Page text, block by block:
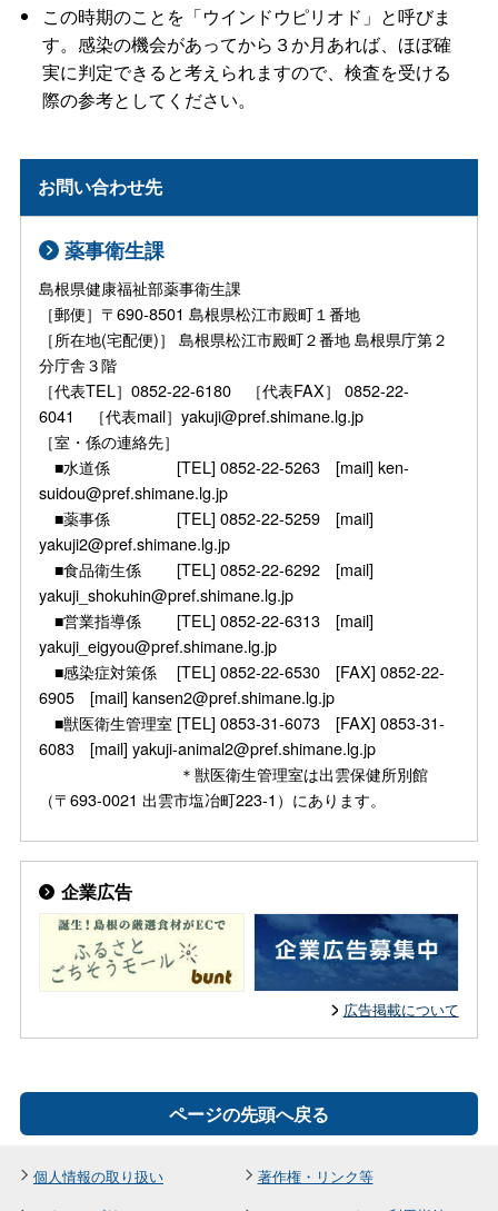
この時期のことを「ウインドウピリオド」と呼びま
す。感染の機会があってから３か月あれば、ほぼ確
実に判定できると考えられますので、検査を受ける
際の参考としてください。
お問い合わせ先
薬事衛生課
島根県健康福祉部薬事衛生課
［郵便］〒690-8501 島根県松江市殿町１番地
［所在地(宅配便)］ 島根県松江市殿町２番地 島根県庁第２
分庁舎３階
［代表TEL］0852-22-6180 ［代表FAX］ 0852-22-
6041 ［代表mail］yakuji@pref.shimane.lg.jp
［室・係の連絡先］
■水道係 [TEL] 0852-22-5263 [mail] ken-
suidou@pref.shimane.lg.jp
■薬事係 [TEL] 0852-22-5259 [mail]
yakuji2@pref.shimane.lg.jp
■食品衛生係 [TEL] 0852-22-6292 [mail]
yakuji_shokuhin@pref.shimane.lg.jp
■営業指導係 [TEL] 0852-22-6313 [mail]
yakuji_eigyou@pref.shimane.lg.jp
■感染症対策係 [TEL] 0852-22-6530 [FAX] 0852-22-
6905 [mail] kansen2@pref.shimane.lg.jp
■獣医衛生管理室 [TEL] 0853-31-6073 [FAX] 0853-31-
6083 [mail] yakuji-animal2@pref.shimane.lg.jp
＊獣医衛生管理室は出雲保健所別館
（〒693-0021 出雲市塩冶町223-1）にあります。
企業広告
広告掲載について
ページの先頭へ戻る
個人情報の取り扱い
著作権・リンク等